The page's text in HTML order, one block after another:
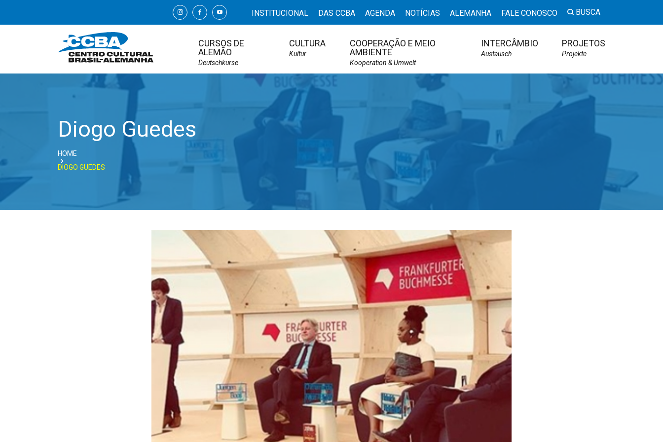
INSTITUCIONAL DAS CCBA AGENDA NOTÍCIAS ALEMANHA FALE CONOSCO BUSCA
CURSOS DE
ALEMÃO
Deutschkurse
CULTURA
Kultur
COOPERAÇÃO E MEIO
AMBIENTE
Kooperation & Umwelt
INTERCÂMBIO
Austausch
PROJETOS
Projekte
Diogo Guedes
HOME
DIOGO GUEDES